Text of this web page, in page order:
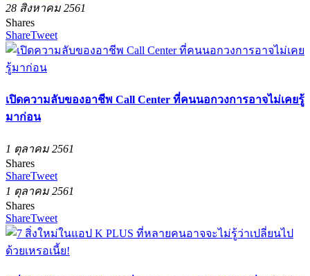
28 สิงหาคม 2561
Shares
ShareTweet
เปิดความลับของอาชีพ Call Center ที่คนนอกวงการอาจไม่เคยรู้
มาก่อน
1 ตุลาคม 2561
Shares
ShareTweet
1 ตุลาคม 2561
Shares
ShareTweet